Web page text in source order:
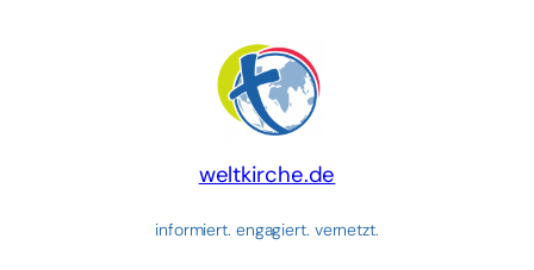
weltkirche.de
informiert. engagiert. vernetzt.